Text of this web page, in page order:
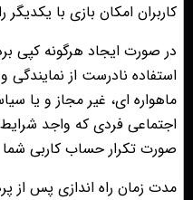
کاربران امکان بازی با یکدیگر
در صورت ایجاد هرگونه کپی
استفاده نادرست از نمایندگی
ماهواره ای، غیر مجاز و یا
اجتماعی فردی که واجد شرایط
صورت تکرار حساب کاربی
مدت زمان راه اندازی پس از پرداخت ۴۸